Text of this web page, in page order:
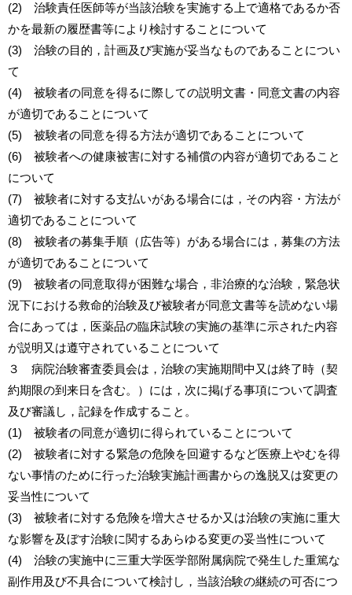
(2) 治験責任医師等が当該治験を実施する上で適格であるか否
かを最新の履歴書等により検討することについて
(3) 治験の目的，計画及び実施が妥当なものであることについ
て
(4) 被験者の同意を得るに際しての説明文書・同意文書の内容
が適切であることについて
(5) 被験者の同意を得る方法が適切であることについて
(6) 被験者への健康被害に対する補償の内容が適切であること
について
(7) 被験者に対する支払いがある場合には，その内容・方法が
適切であることについて
(8) 被験者の募集手順（広告等）がある場合には，募集の方法
が適切であることについて
(9) 被験者の同意取得が困難な場合，非治療的な治験，緊急状
況下における救命的治験及び被験者が同意文書等を読めない場
合にあっては，医薬品の臨床試験の実施の基準に示された内容
が説明又は遵守されていることについて
３ 病院治験審査委員会は，治験の実施期間中又は終了時（契
約期限の到来日を含む。）には，次に掲げる事項について調査
及び審議し，記録を作成すること。
(1) 被験者の同意が適切に得られていることについて
(2) 被験者に対する緊急の危険を回避するなど医療上やむを得
ない事情のために行った治験実施計画書からの逸脱又は変更の
妥当性について
(3) 被験者に対する危険を増大させるか又は治験の実施に重大
な影響を及ぼす治験に関するあらゆる変更の妥当性について
(4) 治験の実施中に三重大学医学部附属病院で発生した重篤な
副作用及び不具合について検討し，当該治験の継続の可否につ